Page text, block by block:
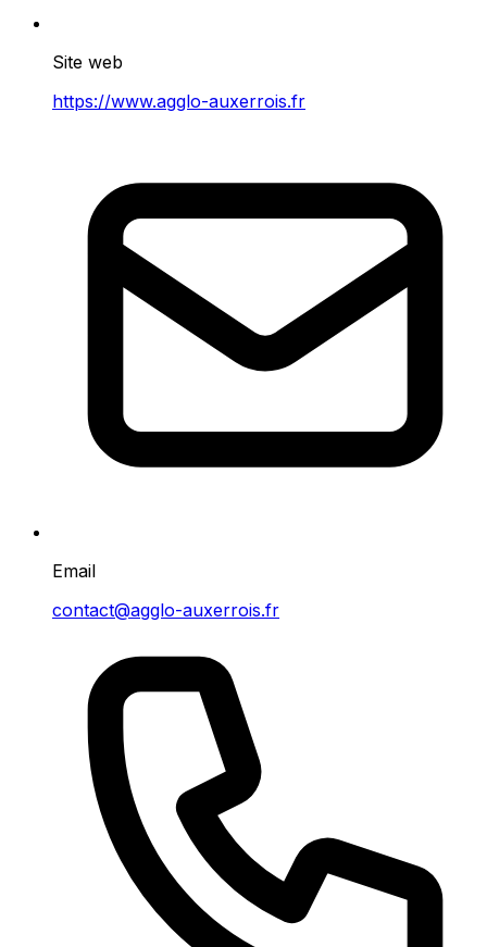
Site web
https://www.agglo-auxerrois.fr
Email
contact@agglo-auxerrois.fr